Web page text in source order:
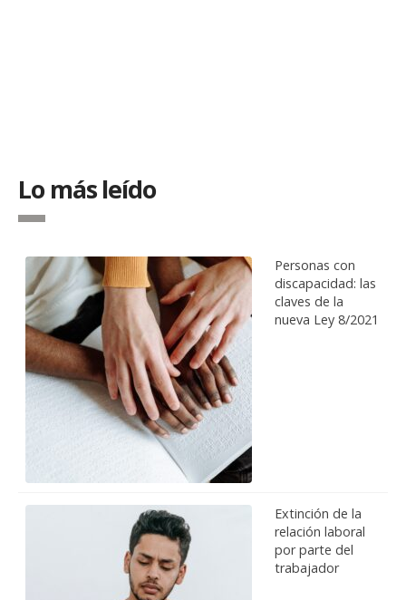
Lo más leído
Personas con
discapacidad: las
claves de la
nueva Ley 8/2021
Extinción de la
relación laboral
por parte del
trabajador